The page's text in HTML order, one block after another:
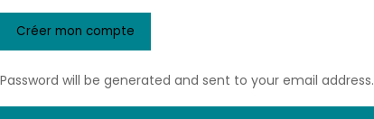
Password will be generated and sent to your email address.